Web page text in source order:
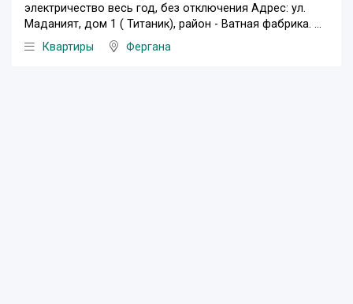
электричество весь год, без отключения Адрес: ул.
Маданият, дом 1 ( Титаник), район - Ватная фабрика. ...
Квартиры
Фергана